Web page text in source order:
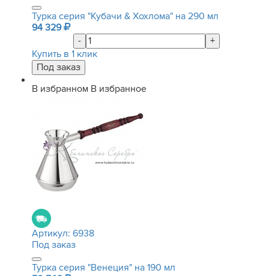
Турка серия "Кубачи & Хохлома" на 290 мл
94 329
-
+
Купить в 1 клик
В избранном В избранное
Артикул: 6938
Под заказ
Турка серия "Венеция" на 190 мл